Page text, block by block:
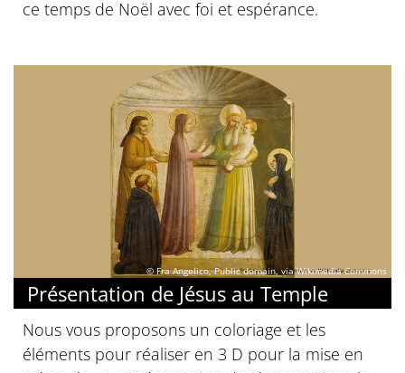
ce temps de Noël avec foi et espérance.
© Fra Angelico, Public domain, via Wikimedia Commons
Présentation de Jésus au Temple
Nous vous proposons un coloriage et les
éléments pour réaliser en 3 D pour la mise en